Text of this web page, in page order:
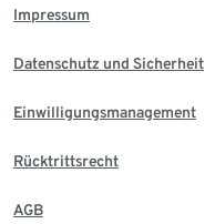
Impressum
Datenschutz und Sicherheit
Einwilligungsmanagement
Rücktrittsrecht
AGB